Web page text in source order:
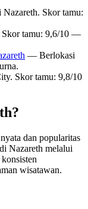
Skor tamu:
tamu: 9,6/10 —
— Berlokasi
Skor tamu: 9,8/10
dan popularitas
Nazareth melalui
wisatawan.